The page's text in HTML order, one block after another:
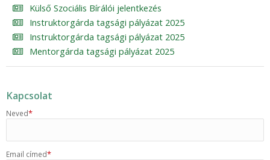
Külső Szociális Bírálói jelentkezés
Instruktorgárda tagsági pályázat 2025
Instruktorgárda tagsági pályázat 2025
Mentorgárda tagsági pályázat 2025
Kapcsolat
Neved*
Email címed*